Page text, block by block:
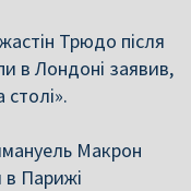
Трюдо після
в Лондоні заявив,
Макрон
Парижі